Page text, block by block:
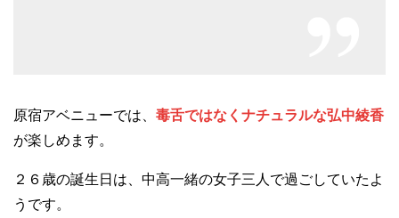
原宿アベニューでは、 毒舌ではなくナチュラルな弘中綾香
が楽しめます。
２６歳の誕生日は、中高一緒の女子三人で過ごしていたよ
うです。